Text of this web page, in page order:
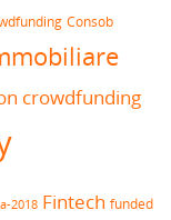
Consob
crowdfunding
2018 Fintech funded